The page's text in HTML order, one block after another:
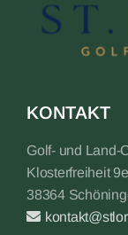
KONTAKT
Golf- und Land-
Klosterfreiheit 9e
38364